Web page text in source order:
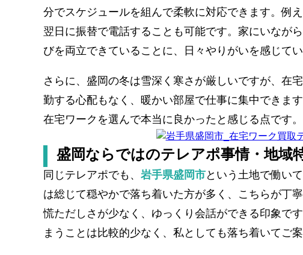
分でスケジュールを組んで柔軟に対応できます。例
翌日に振替で電話することも可能です。家にいなが
びを両立できていることに、日々やりがいを感じてい
さらに、盛岡の冬は雪深く寒さが厳しいですが、在
勤する心配もなく、暖かい部屋で仕事に集中できま
在宅ワークを選んで本当に良かったと感じる点です。
盛岡ならではのテレアポ事情・地域
同じテレアポでも、 岩手県盛岡市という土地で働い
は総じて穏やかで落ち着いた方が多く、こちらが丁
慌ただしさが少なく、ゆっくり会話ができる印象で
まうことは比較的少なく、私としても落ち着いてご